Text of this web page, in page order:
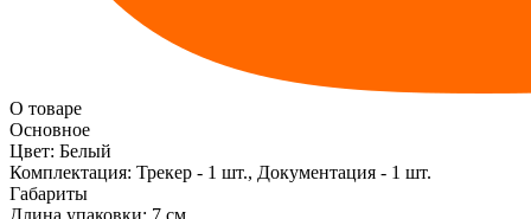
О товаре
Основное
Цвет: Белый
Комплектация: Трекер - 1 шт., Документация - 1 шт.
Габариты
Длина упаковки: 7 см